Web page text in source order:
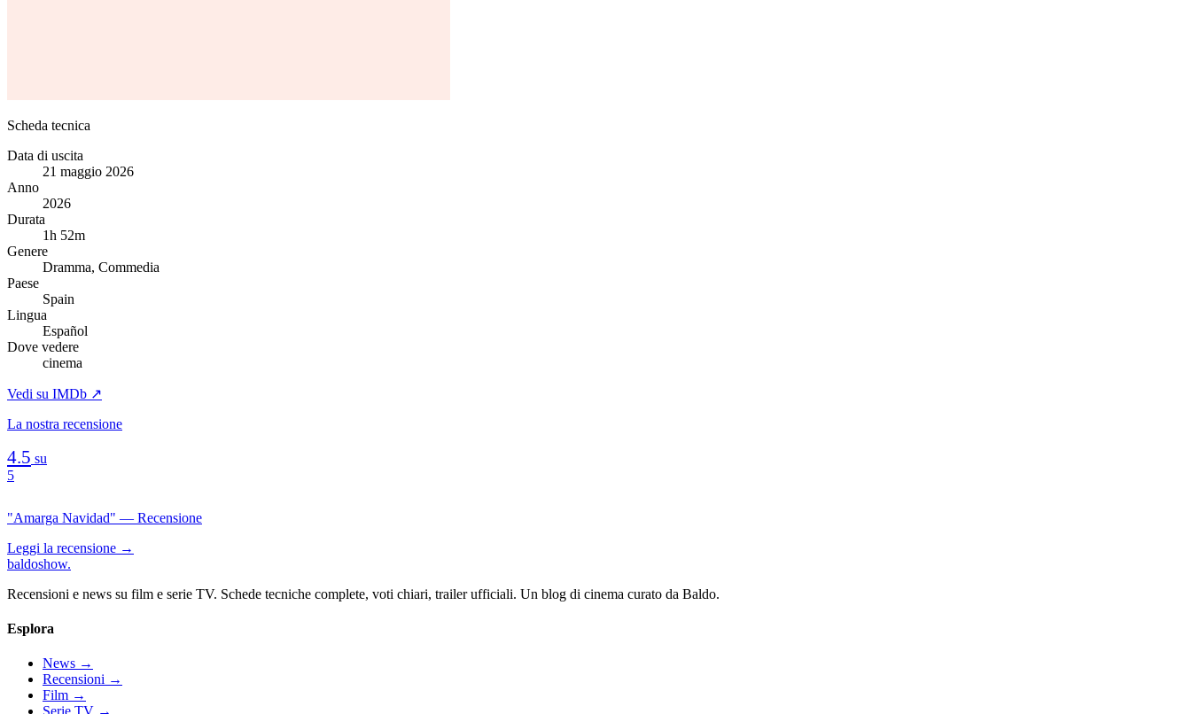
Scheda tecnica
Data di uscita
21 maggio 2026
Anno
2026
Durata
1h 52m
Genere
Dramma, Commedia
Paese
Spain
Lingua
Español
Dove vedere
cinema
Vedi su IMDb ↗
La nostra recensione
4.5 su
5
"Amarga Navidad" — Recensione
Leggi la recensione →
baldoshow.
Recensioni e news su film e serie TV. Schede tecniche complete, voti chiari, trailer ufficiali. Un blog di cinema curato da Baldo.
Esplora
News →
Recensioni →
Film →